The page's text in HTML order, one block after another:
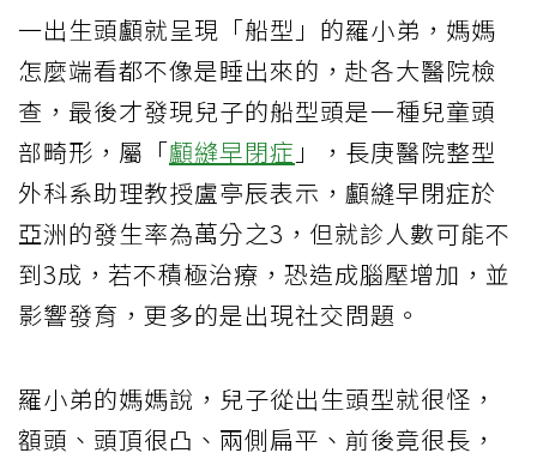
一出生頭顱就呈現「船型」的羅小弟，媽媽
怎麼端看都不像是睡出來的，赴各大醫院檢
查，最後才發現兒子的船型頭是一種兒童頭
部畸形，屬「顱縫早閉症 」，長庚醫院整型
外科系助理教授盧亭辰表示，顱縫早閉症於
亞洲的發生率為萬分之3，但就診人數可能不
到3成，若不積極治療，恐造成腦壓增加，並
影響發育，更多的是出現社交問題。
羅小弟的媽媽說，兒子從出生頭型就很怪，
額頭、頭頂很凸、兩側扁平、前後竟很長，